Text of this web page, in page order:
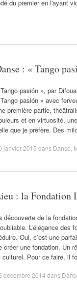
du premier en l'ayant
: « Tango
pasión », par
pasión » avec
première partie,
et en virtuosité,
que je préfère. Des
janvier 2015 dans Danse
: la Fondation
découverte de la
L’élégance des
Oui, c’est une
créer une fondation. Un
culturel. Pour ce faire, il
décembre 2014 dans